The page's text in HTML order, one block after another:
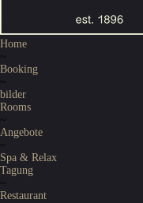
Home
~
Booking
~
bilder
Rooms
~
Angebote
~
Spa & Relax
Tagung
~
Restaurant